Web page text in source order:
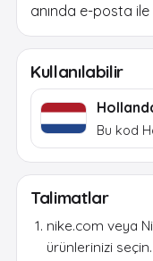
anında e-posta ile
Kullanılabilir
Bu kod
Talimatlar
nike.com veya
ürünlerinizi seçin.